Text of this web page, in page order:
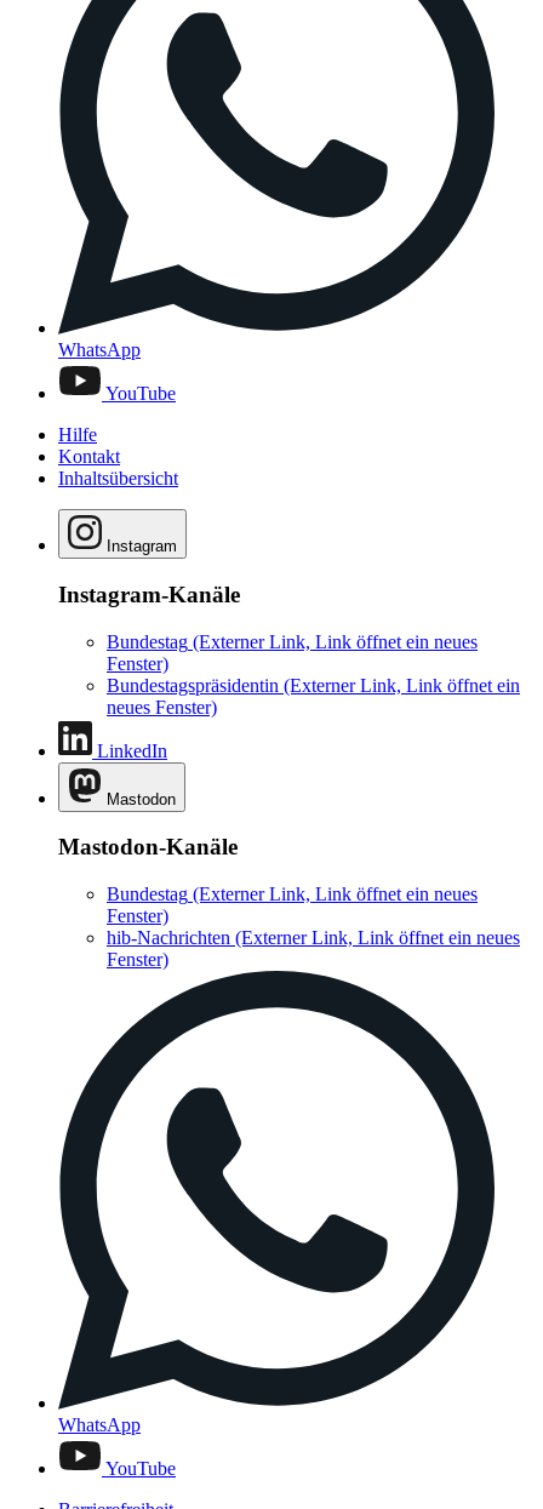
WhatsApp
YouTube
Hilfe
Kontakt
Inhaltsübersicht
Instagram
Instagram-Kanäle
Bundestag (Externer Link, Link öffnet ein neues
Fenster)
Bundestagspräsidentin (Externer Link, Link öffnet ein
neues Fenster)
LinkedIn
Mastodon
Mastodon-Kanäle
Bundestag (Externer Link, Link öffnet ein neues
Fenster)
hib-Nachrichten (Externer Link, Link öffnet ein neues
Fenster)
WhatsApp
YouTube